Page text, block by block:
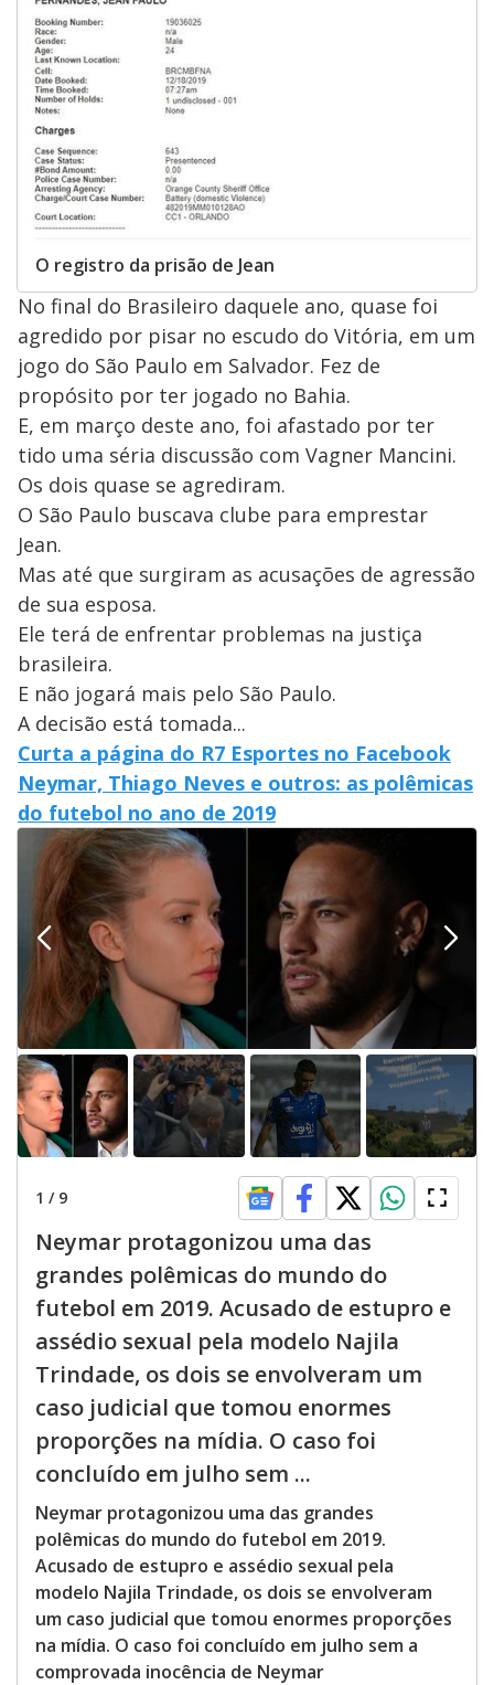
O registro da prisão de Jean
No final do Brasileiro daquele ano, quase foi
agredido por pisar no escudo do Vitória, em um
jogo do São Paulo em Salvador. Fez de
propósito por ter jogado no Bahia.
E, em março deste ano, foi afastado por ter
tido uma séria discussão com Vagner Mancini.
Os dois quase se agrediram.
O São Paulo buscava clube para emprestar
Jean.
Mas até que surgiram as acusações de agressão
de sua esposa.
Ele terá de enfrentar problemas na justiça
brasileira.
E não jogará mais pelo São Paulo.
A decisão está tomada...
Curta a página do R7 Esportes no Facebook
Neymar, Thiago Neves e outros: as polêmicas
do futebol no ano de 2019
1 / 9
Neymar protagonizou uma das
grandes polêmicas do mundo do
futebol em 2019. Acusado de estupro e
assédio sexual pela modelo Najila
Trindade, os dois se envolveram um
caso judicial que tomou enormes
proporções na mídia. O caso foi
concluído em julho sem ...
Neymar protagonizou uma das grandes
polêmicas do mundo do futebol em 2019.
Acusado de estupro e assédio sexual pela
modelo Najila Trindade, os dois se envolveram
um caso judicial que tomou enormes proporções
na mídia. O caso foi concluído em julho sem a
comprovada inocência de Neymar